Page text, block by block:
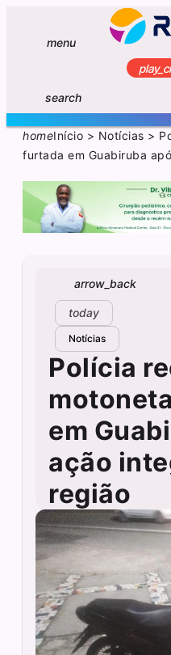
menu
search
homeInício > Notícias >
furtada em Guabiruba
arrow_back
today
Notícias
Polícia
em
ação
região